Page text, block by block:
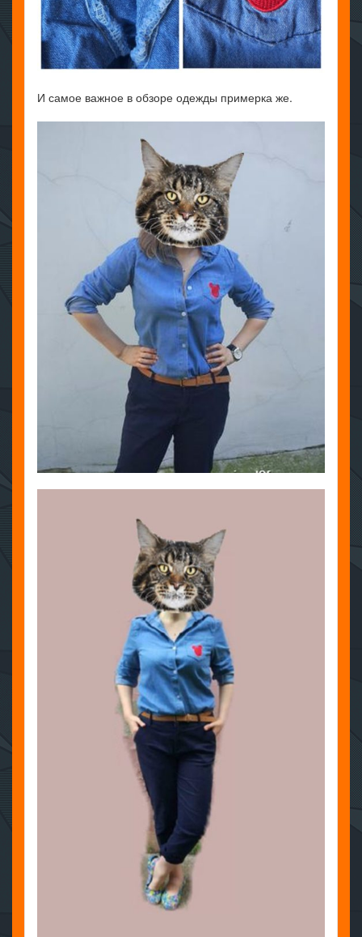
И самое важное в обзоре одежды примерка же.